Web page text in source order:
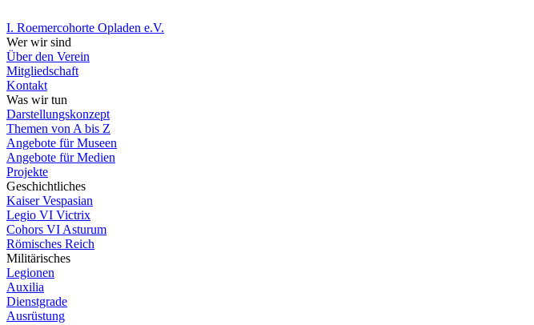
I. Roemercohorte Opladen e.V.
Wer wir sind
Über den Verein
Mitgliedschaft
Kontakt
Was wir tun
Darstellungskonzept
Themen von A bis Z
Angebote für Museen
Angebote für Medien
Projekte
Geschichtliches
Kaiser Vespasian
Legio VI Victrix
Cohors VI Asturum
Römisches Reich
Militärisches
Legionen
Auxilia
Dienstgrade
Ausrüstung